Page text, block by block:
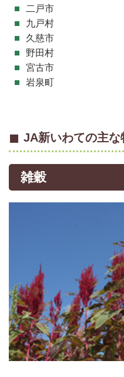
二戸市
九戸村
久慈市
野田村
宮古市
岩泉町
JA新いわての主な
雑穀